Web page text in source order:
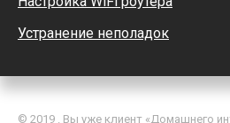
Устранение неполадок
© 2019 . Вы уже клиент «Домашнего